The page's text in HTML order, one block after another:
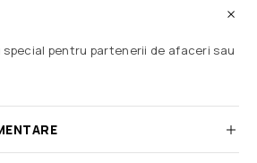
pentru partenerii de afaceri sau